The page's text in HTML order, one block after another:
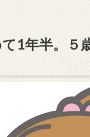
1年半。５